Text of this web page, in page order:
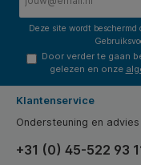
Deze site wordt beschermd
Door verder te gaan
gelezen en onze
Klantenservice
Ondersteuning en advies
+31 (0) 45-522 93